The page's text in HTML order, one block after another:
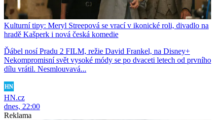
Kulturní tipy: Meryl Streepová se vrací v ikonické roli, divadlo na
hradě Kašperk i nová česká komedie
Ďábel nosí Pradu 2 FILM, režie David Frankel, na Disney+
Nekompromisní svět vysoké módy se po dvaceti letech od prvního
dílu vrátil. Nesmlouvavá...
HN.cz
dnes, 22:00
Reklama